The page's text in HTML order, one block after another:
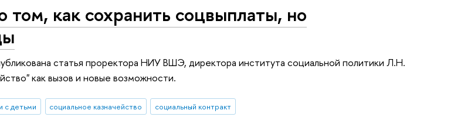
как сохранить соцвыплаты, но
статья проректора НИУ ВШЭ, директора института социальной политики Л.Н.
как вызов и новые возможности.
с детьми социальное казначейство социальный контракт